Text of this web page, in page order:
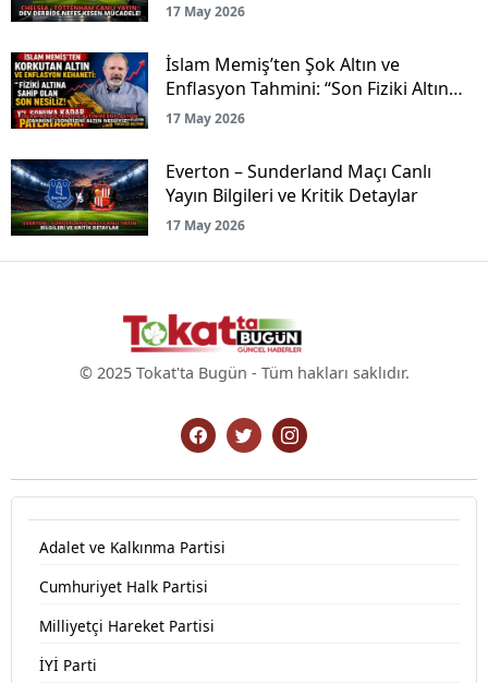
17 May 2026
İslam Memiş’ten Şok Altın ve
Enflasyon Tahmini: “Son Fiziki Altın
Nesliyiz!”
17 May 2026
Everton – Sunderland Maçı Canlı
Yayın Bilgileri ve Kritik Detaylar
17 May 2026
© 2025 Tokat'ta Bugün - Tüm hakları saklıdır.
Adalet ve Kalkınma Partisi
Cumhuriyet Halk Partisi
Milliyetçi Hareket Partisi
İYİ Parti